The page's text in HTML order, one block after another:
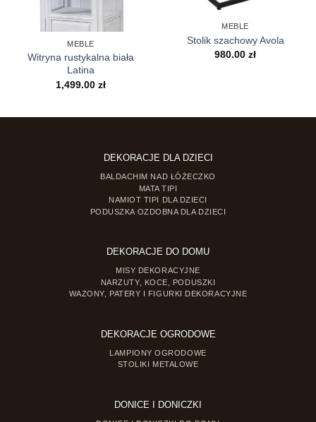
MEBLE
Witryna rustykalna biała
Latina
1,499.00 zł
MEBLE
Stolik szachowy Avola
980.00 zł
DEKORACJE DLA DZIECI
BALDACHIM NAD ŁÓŻECZKO
MATA TIPI
NAMIOT TIPI DLA DZIECI
PODUSZKA OZDOBNA DLA DZIECI
DEKORACJE DO DOMU
MISY DEKORACYJNE
NARZUTY, KOCE, PODUSZKI
WAZONY, PATERY I FIGURKI DEKORACYJNE
DEKORACJE OGRODOWE
LAMPIONY OGRODOWE
STOLIKI METALOWE
DONICE I DONICZKI